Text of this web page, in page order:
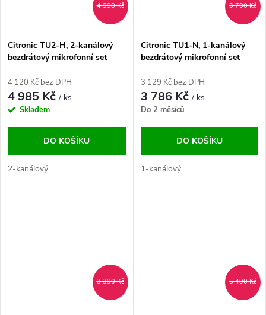
4 990 Kč
Citronic TU2-H, 2-kanálový
bezdrátový mikrofonní set
4 120 Kč bez DPH
4 985 Kč/ ks
Skladem
DO KOŠÍKU
2-kanálový...
3 790 Kč
Citronic TU1-N, 1-kanálový
bezdrátový mikrofonní set
3 129 Kč bez DPH
3 786 Kč/ ks
Do 2 měsíců
DO KOŠÍKU
1-kanálový...
3 390 Kč 5 490 Kč